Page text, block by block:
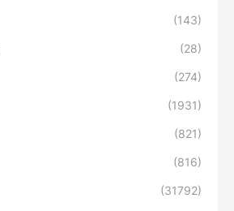
(143)
(28)
(274)
(1931)
(821)
(816)
(31792)